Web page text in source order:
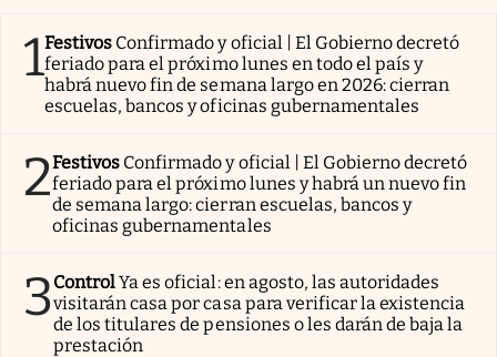
1Festivos Confirmado y oficial | El Gobierno decretó
feriado para el próximo lunes en todo el país y
habrá nuevo fin de semana largo en 2026: cierran
escuelas, bancos y oficinas gubernamentales
2Festivos Confirmado y oficial | El Gobierno decretó
feriado para el próximo lunes y habrá un nuevo fin
de semana largo: cierran escuelas, bancos y
oficinas gubernamentales
3ControlYa es oficial: en agosto, las autoridades
visitarán casa por casa para verificar la existencia
de los titulares de pensiones o les darán de baja la
prestación